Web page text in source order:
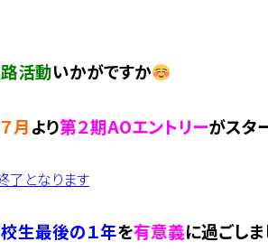
活動いかがですか
７月より第２期AOエントリーがスタ
了となります
生最後の１年を有意義に過ごしま